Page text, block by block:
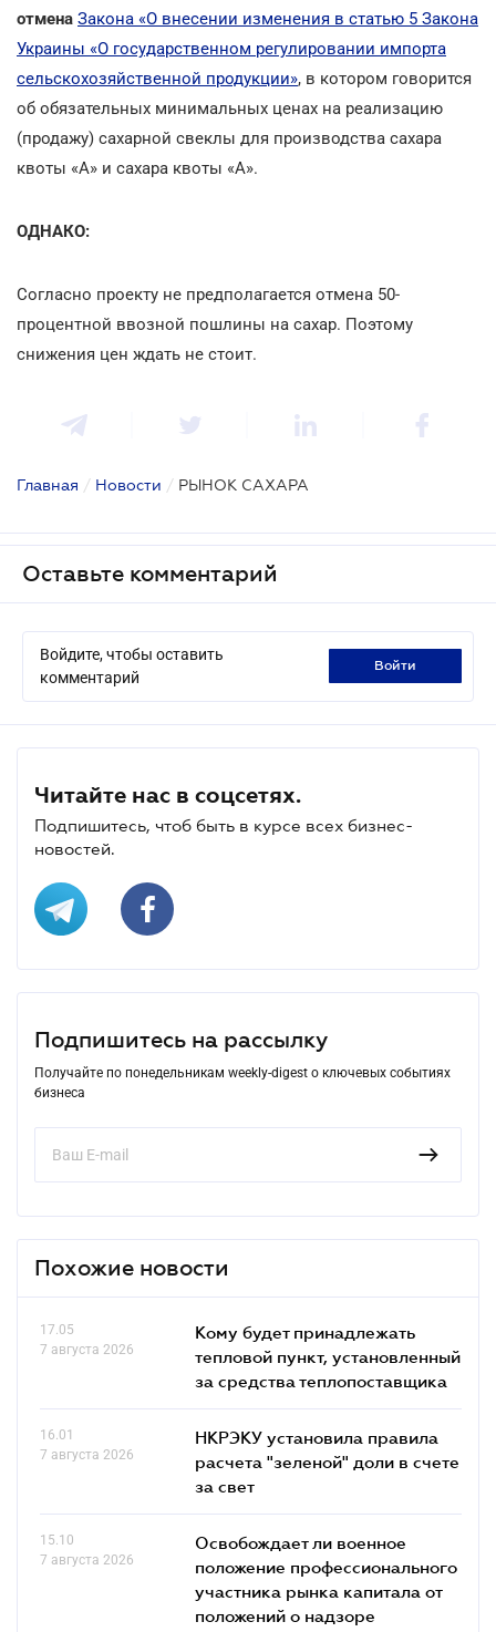
отмена Закона «О внесении изменения в статью 5 Закона
Украины «О государственном регулировании импорта
сельскохозяйственной продукции», в котором говорится
об обязательных минимальных ценах на реализацию
(продажу) сахарной свеклы для производства сахара
квоты «А» и сахара квоты «А».
ОДНАКО:
Согласно проекту не предполагается отмена 50-
процентной ввозной пошлины на сахар. Поэтому
снижения цен ждать не стоит.
Главная / Новости / РЫНОК САХАРА
Оставьте комментарий
Войдите, чтобы оставить
комментарий
войти
Читайте нас в соцсетях.
Подпишитесь, чтоб быть в курсе всех бизнес-
новостей.
Подпишитесь на рассылку
Получайте по понедельникам weekly-digest о ключевых событиях
бизнеса
Похожие новости
17.05
7 августа 2026
Кому будет принадлежать
тепловой пункт, установленный
за средства теплопоставщика
16.01
7 августа 2026
НКРЭКУ установила правила
расчета "зеленой" доли в счете
за свет
15.10
7 августа 2026
Освобождает ли военное
положение профессионального
участника рынка капитала от
положений о надзоре